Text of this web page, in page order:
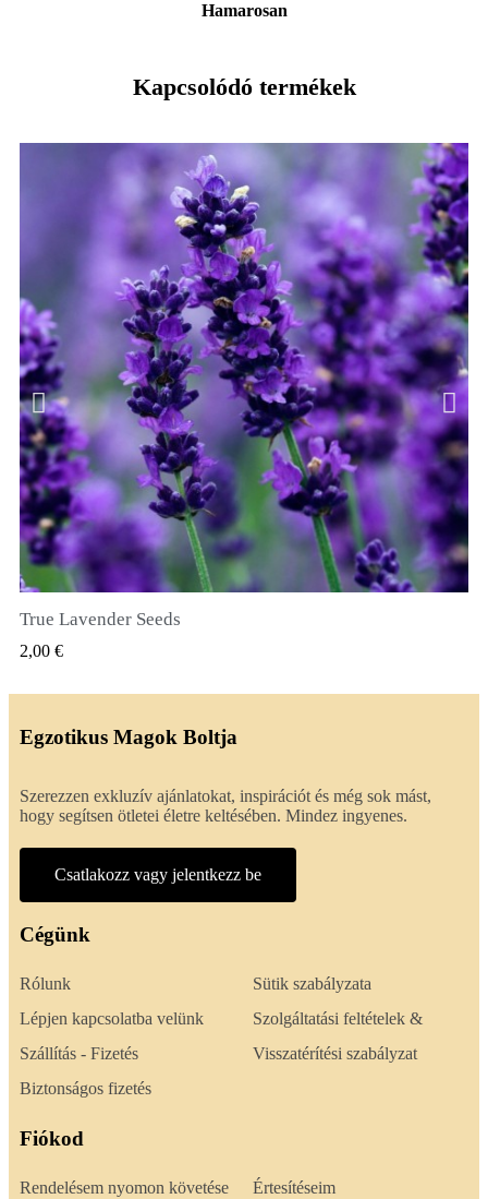
Hamarosan
Kapcsolódó termékek
True Lavender Seeds
2,00 €
Egzotikus Magok Boltja
Szerezzen exkluzív ajánlatokat, inspirációt és még sok mást,
hogy segítsen ötletei életre keltésében. Mindez ingyenes.
Csatlakozz vagy jelentkezz be
Cégünk
Rólunk
Lépjen kapcsolatba velünk
Szállítás - Fizetés
Biztonságos fizetés
Sütik szabályzata
Szolgáltatási feltételek &
Visszatérítési szabályzat
Fiókod
Rendelésem nyomon követése Értesítéseim